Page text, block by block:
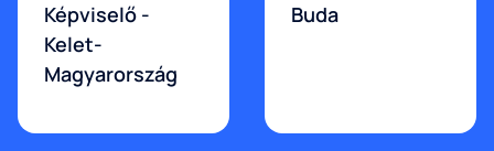
Képviselő -
Kelet-
Magyarország
Buda